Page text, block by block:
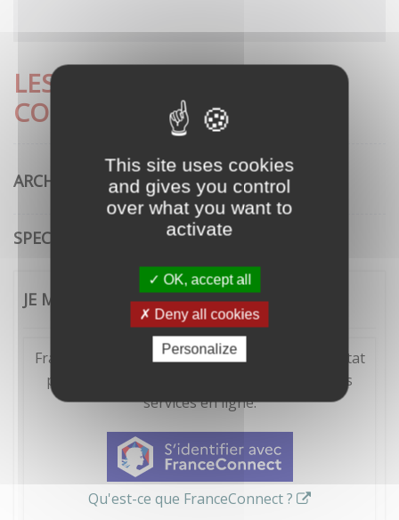
This site uses cookies
and gives you control
over what you want to
activate
OK, accept all
Deny all cookies
Personalize
LES DÉMARCHES LES PLUS
CONSULTÉES
ARCHITECTURE
SPECTACLE VIVANT
JE ME CONNECTE
FranceConnect est la solution proposée par l'Etat
pour sécuriser et simplifier la connexion à vos
services en ligne.
Qu'est-ce que FranceConnect ?